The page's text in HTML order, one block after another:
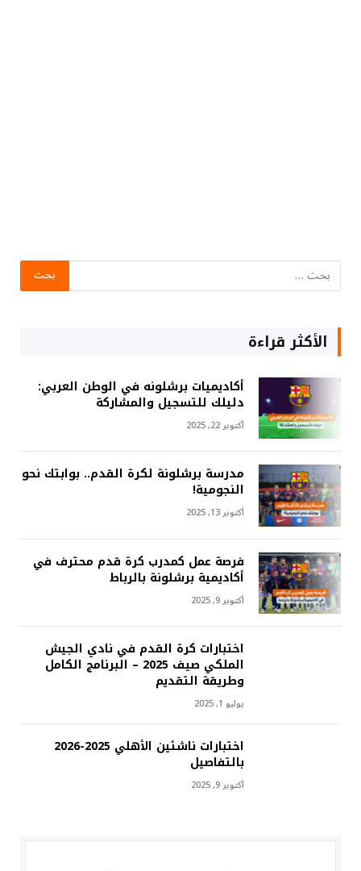
الأكثر قراءة
أكاديميات برشلونه في الوطن العربي:
دليلك للتسجيل والمشاركة
أكتوبر 22, 2025
مدرسة برشلونة لكرة القدم.. بوابتك نحو
النجومية!
أكتوبر 13, 2025
فرصة عمل كمدرب كرة قدم محترف في
أكاديمية برشلونة بالرباط
أكتوبر 9, 2025
اختبارات كرة القدم في نادي الجيش
الملكي صيف 2025 – البرنامج الكامل
وطريقة التقديم
يوليو 1, 2025
اختبارات ناشئين الأهلي 2025-2026
بالتفاصيل
أكتوبر 9, 2025